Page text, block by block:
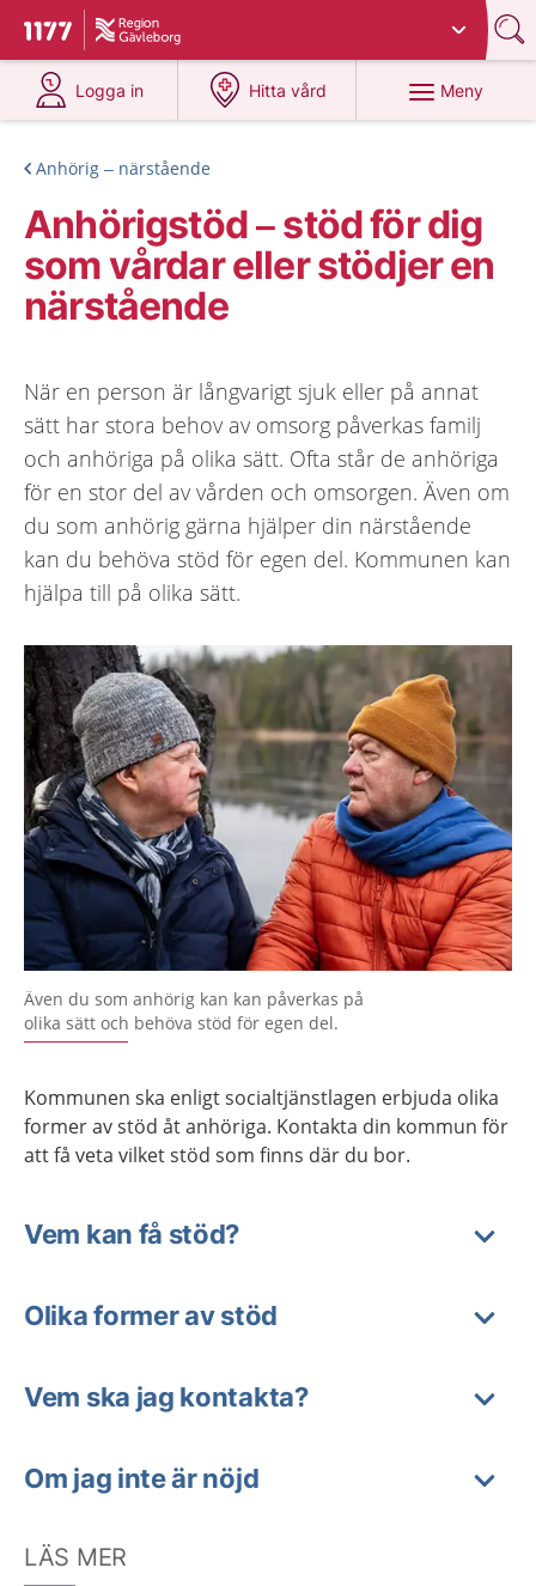
Till startsidan för 1177
Du har valt region
Logga in
på 1177.se
Hitta vård
på 1177.se
Meny
Anhörig – närstående
Anhörigstöd – stöd för dig
som vårdar eller stödjer en
närstående
När en person är långvarigt sjuk eller på annat
sätt har stora behov av omsorg påverkas familj
och anhöriga på olika sätt. Ofta står de anhöriga
för en stor del av vården och omsorgen. Även om
du som anhörig gärna hjälper din närstående
kan du behöva stöd för egen del. Kommunen kan
hjälpa till på olika sätt.
Även du som anhörig kan kan påverkas på
olika sätt och behöva stöd för egen del.
Kommunen ska enligt socialtjänstlagen erbjuda olika
former av stöd åt anhöriga. Kontakta din kommun för
att få veta vilket stöd som finns där du bor.
Vem kan få stöd?
Olika former av stöd
Vem ska jag kontakta?
Om jag inte är nöjd
LÄS MER